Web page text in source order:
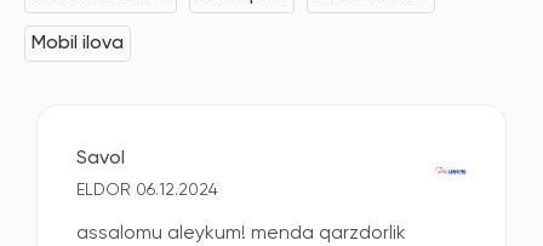
Mobil ilova
Savol
ELDOR 06.12.2024
assalomu aleykum! menda qarzdorlik